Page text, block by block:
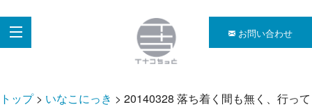
お問い合わせ
トップ> いなこにっき > 20140328 落ち着く間も無く、行って